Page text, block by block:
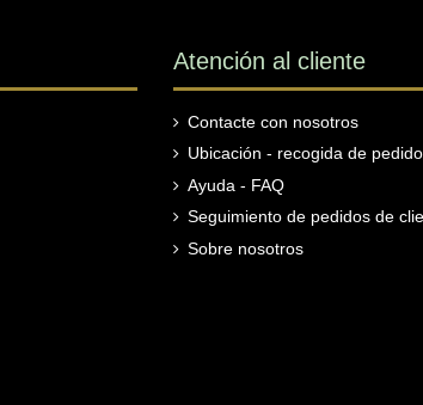
Atención al cliente
Contacte con nosotros
Ubicación - recogida de
Ayuda - FAQ
Seguimiento de pedidos de
Sobre nosotros